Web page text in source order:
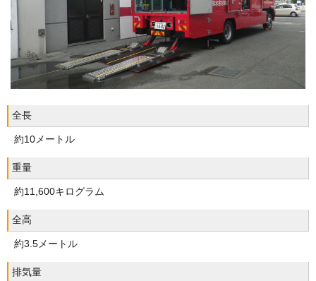
全長
約10メートル
重量
約11,600キログラム
全高
約3.5メートル
排気量